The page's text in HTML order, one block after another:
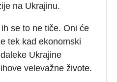
na Ukrajinu.
se to ne tiče. Oni će
tek kad ekonomski
Ukrajine
velevažne živote.